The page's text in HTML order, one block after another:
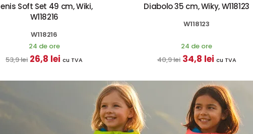
Soft Set 49 cm, Wiki,
W118216
W118216
24 de ore
53,9 lei 26,8 lei cu TVA
Diabolo 35 cm, Wiky, W118123
W118123
24 de ore
40,9 lei 34,8 lei cu TVA